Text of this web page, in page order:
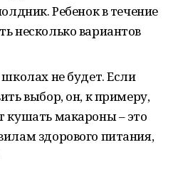
Ребенок в течение
несколько вариантов
не будет. Если
выбор, он, к примеру,
кушать макароны – это
здорового питания,